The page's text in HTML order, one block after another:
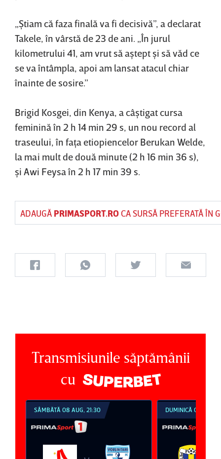
„Ştiam că faza finală va fi decisivă”, a declarat
Takele, în vârstă de 23 de ani. „În jurul
kilometrului 41, am vrut să aştept şi să văd ce
se va întâmpla, apoi am lansat atacul chiar
înainte de sosire.”
Brigid Kosgei, din Kenya, a câştigat cursa
feminină în 2 h 14 min 29 s, un nou record al
traseului, în faţa etiopiencelor Berukan Welde,
la mai mult de două minute (2 h 16 min 36 s),
şi Awi Feysa în 2 h 17 min 39 s.
ADAUGĂ PRIMASPORT.ROCA SURSĂ PREFERATĂ ÎN
Transmisiunile săptămânii
cu
SÂMBĂTĂ 08 AUG, 21:30 DUMINICĂ 09 AUG,